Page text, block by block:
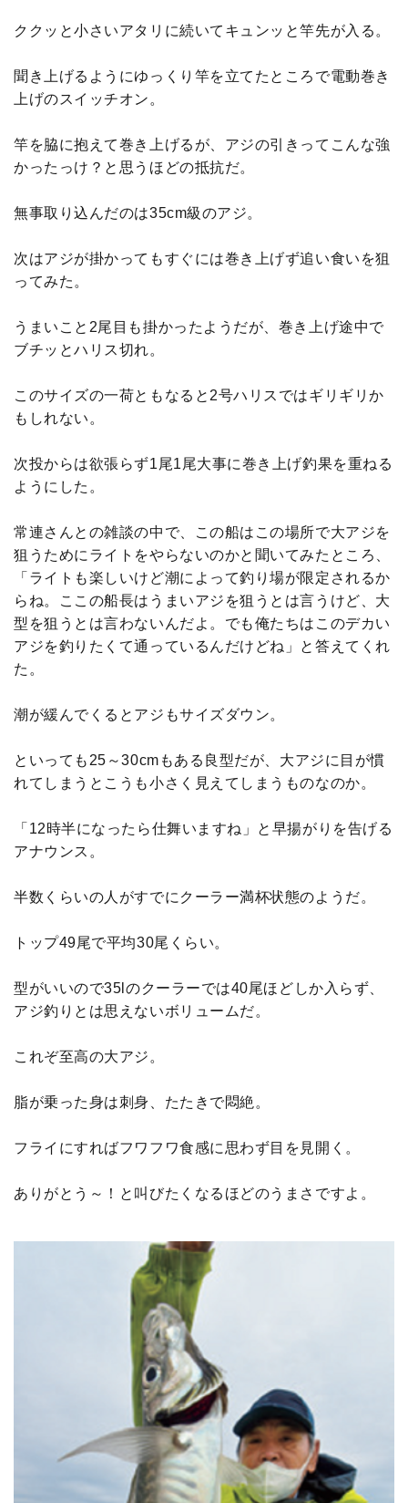
ククッと小さいアタリに続いてキュンッと竿先が入る。
聞き上げるようにゆっくり竿を立てたところで電動巻き
上げのスイッチオン。
竿を脇に抱えて巻き上げるが、アジの引きってこんな強
かったっけ？と思うほどの抵抗だ。
無事取り込んだのは35cm級のアジ。
次はアジが掛かってもすぐには巻き上げず追い食いを狙
ってみた。
うまいこと2尾目も掛かったようだが、巻き上げ途中で
ブチッとハリス切れ。
このサイズの一荷ともなると2号ハリスではギリギリか
もしれない。
次投からは欲張らず1尾1尾大事に巻き上げ釣果を重ねる
ようにした。
常連さんとの雑談の中で、この船はこの場所で大アジを
狙うためにライトをやらないのかと聞いてみたところ、
「ライトも楽しいけど潮によって釣り場が限定されるか
らね。ここの船長はうまいアジを狙うとは言うけど、大
型を狙うとは言わないんだよ。でも俺たちはこのデカい
アジを釣りたくて通っているんだけどね」と答えてくれ
た。
潮が緩んでくるとアジもサイズダウン。
といっても25～30cmもある良型だが、大アジに目が慣
れてしまうとこうも小さく見えてしまうものなのか。
「12時半になったら仕舞いますね」と早揚がりを告げる
アナウンス。
半数くらいの人がすでにクーラー満杯状態のようだ。
トップ49尾で平均30尾くらい。
型がいいので35lのクーラーでは40尾ほどしか入らず、
アジ釣りとは思えないボリュームだ。
これぞ至高の大アジ。
脂が乗った身は刺身、たたきで悶絶。
フライにすればフワフワ食感に思わず目を見開く。
ありがとう～！と叫びたくなるほどのうまさですよ。